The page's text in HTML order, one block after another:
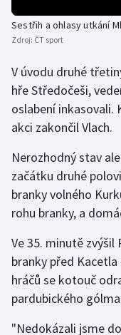
Olympijské hry
Parasport
Plavání
Ragby
Rychlobruslení
Rychlostní
Short track
Sestřih a ohlasy utkání
Zdroj: ČT sport
V úvodu druhé
hře Středočeši,
oslabení inkasovali.
akci zakončil Vlach.
Nerozhodný stav
začátku druhé
branky volného
rohu branky, a
Ve 35. minutě zvýšil
branky před
hráčů se kotouč
pardubického
"Nedokázali jsme